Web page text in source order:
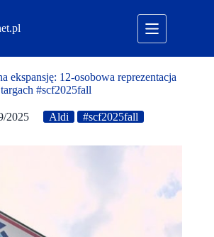
ekspansję: 12-osobowa reprezentacja
#scf2025fall
2025 Aldi #scf2025fall